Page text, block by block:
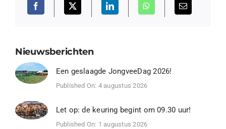
Nieuwsberichten
Een geslaagde JongveeDag 2026!
Published On: 4 augustus 2026
Let op: de keuring begint om 09.30 uur!
Published On: 1 augustus 2026